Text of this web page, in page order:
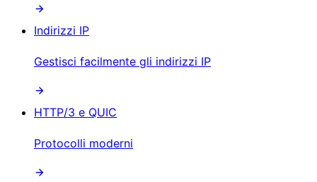
Indirizzi IP
Gestisci facilmente gli indirizzi IP
HTTP/3 e QUIC
Protocolli moderni